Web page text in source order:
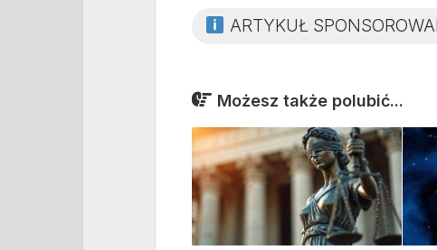
ARTYKUŁ
Możesz także polubić...